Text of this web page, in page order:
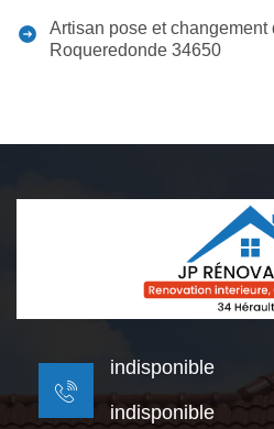
Artisan pose et changement
Roqueredonde 34650
indisponible
indisponible